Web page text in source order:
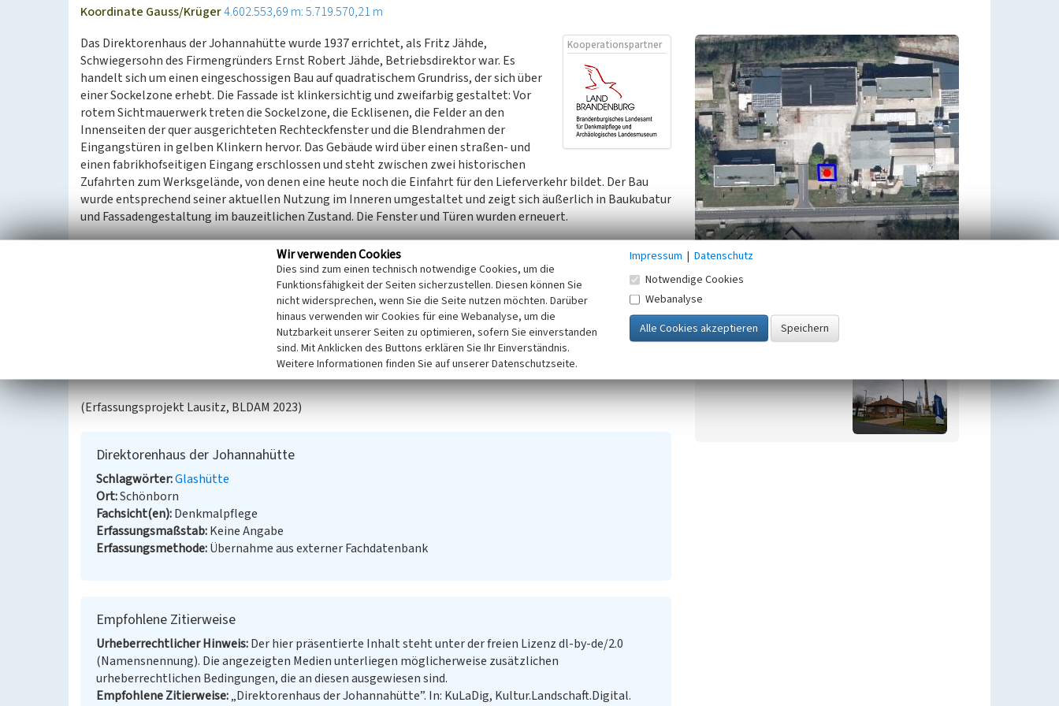
Koordinate Gauss/Krüger4.602.553,69 m: 5.719.570,21 m
Kooperationspartner
Das Direktorenhaus der Johannahütte wurde 1937 errichtet, als Fritz Jähde,
Schwiegersohn des Firmengründers Ernst Robert Jähde, Betriebsdirektor war. Es
handelt sich um einen eingeschossigen Bau auf quadratischem Grundriss, der sich über
einer Sockelzone erhebt. Die Fassade ist klinkersichtig und zweifarbig gestaltet: Vor
rotem Sichtmauerwerk treten die Sockelzone, die Ecklisenen, die Felder an den
Innenseiten der quer ausgerichteten Rechteckfenster und die Blendrahmen der
Eingangstüren in gelben Klinkern hervor. Das Gebäude wird über einen straßen- und
einen fabrikhofseitigen Eingang erschlossen und steht zwischen zwei historischen
Zufahrten zum Werksgelände, von denen eine heute noch die Einfahrt für den Lieferverkehr bildet. Der Bau
wurde entsprechend seiner aktuellen Nutzung im Inneren umgestaltet und zeigt sich äußerlich in Baukubatur
und Fassadengestaltung im bauzeitlichen Zustand. Die Fenster und Türen wurden erneuert.
Matthias Jähde: Architektur als Allegorie. Die Erweiterung der Johannahütte, unveröff. Masterarbeit,
(Erfassungsprojekt Lausitz, BLDAM 2023)
Direktorenhaus der Johannahütte
Schlagwörter Glashütte
Ort Schönborn
Fachsicht(en) Denkmalpflege
Erfassungsmaßstab Keine Angabe
Erfassungsmethode Übernahme aus externer Fachdatenbank
Empfohlene Zitierweise
Urheberrechtlicher Hinweis Der hier präsentierte Inhalt steht unter der freien Lizenz dl-by-de/2.0
(Namensnennung). Die angezeigten Medien unterliegen möglicherweise zusätzlichen
urheberrechtlichen Bedingungen, die an diesen ausgewiesen sind.
Empfohlene Zitierweise „Direktorenhaus der Johannahütte”. In: KuLaDig, Kultur.Landschaft.Digital.
Übergeordnetes Objekt
Wir verwenden Cookies
Dies sind zum einen technisch notwendige Cookies, um die
Funktionsfähigkeit der Seiten sicherzustellen. Diesen können Sie
nicht widersprechen, wenn Sie die Seite nutzen möchten. Darüber
hinaus verwenden wir Cookies für eine Webanalyse, um die
Nutzbarkeit unserer Seiten zu optimieren, sofern Sie einverstanden
sind. Mit Anklicken des Buttons erklären Sie Ihr Einverständnis.
Weitere Informationen finden Sie auf unserer Datenschutzseite.
Impressum | Datenschutz
Notwendige Cookies
Webanalyse